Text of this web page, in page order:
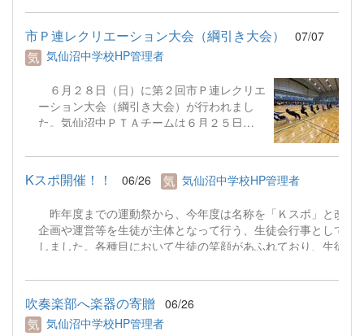
月３０日（火）には気仙沼市内において様々
な分野で活躍されている１１名の方々をお招
きし、「探究テーマ発見フォーラム～地域の
プロから学ぶ、今と未来のハナシ～」を行い
ら真剣に聞く生徒や積極的に質問する生徒の
姿が見られました。地域で活躍する「プロ」
のお話を聞くことで、今後の探究活動を行っ
す。&nbsp; &nbsp; &nbsp; &nbsp; &nbsp;
&nbsp; &nbsp; &nbsp; &nbsp; &nbsp;
&nbsp; &nbsp; &nbsp; &nbsp; &nbsp;
&nbsp; &nbsp; &nbsp; &nbsp; &nbsp;
&nbsp; &nbsp; &nbsp; &nbsp; &nbsp;
&nbsp; &nbsp; &nbsp; &nbsp; &nbsp;
&nbsp; &nbsp; &nbsp; &nbsp; &nbsp;
&nbsp; &nbsp; &nbsp; &nbsp; &nbsp;
&nbsp; &nbsp; &nbsp; &nbsp;
市Ｐ連レクリエーション大会（綱引き大会）
07/07
気仙沼中学校HP管理者
６月２８日（日）に第２回市Ｐ連レクリエ
ーション大会（綱引き大会）が行われまし
た。気仙沼中ＰＴＡチームは６月２５日
ました。当日は予選リーグで敗退しました
が、保護者と教員が心を１つに綱を引き、親
睦を深めることができました。参加していた
ございました。
Kスポ開催！！ 06/26 気仙沼中学校HP管理者
昨年度までの運動祭から、今年度は名称を「Ｋスポ」と改め
企画や運営等を生徒が主体となって行う、生徒会行事として開
しました。各種目において生徒の笑顔があふれており、生徒の
保護者に参加していただきました（残念ながら２年１組に敗
退）。御協力ありがとうございまし
た
&nbsp; &nbsp; &nbsp; &nbsp; &nbsp; &nbsp;
吹奏楽部へ楽器の寄贈 06/26
気仙沼中学校HP管理者